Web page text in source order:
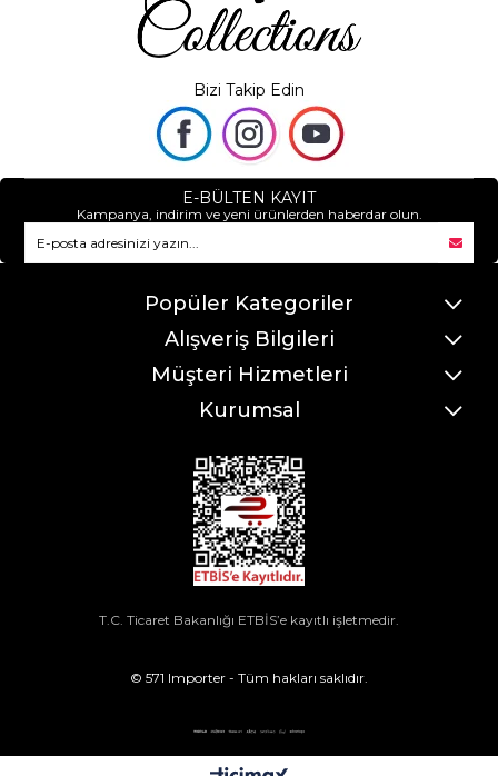
Bizi Takip Edin
E-BÜLTEN KAYIT
Kampanya, indirim ve yeni ürünlerden haberdar olun.
Popüler Kategoriler
Alışveriş Bilgileri
Müşteri Hizmetleri
Kurumsal
T.C. Ticaret Bakanlığı ETBİS’e kayıtlı işletmedir.
© 571 Importer - Tüm hakları saklıdır.